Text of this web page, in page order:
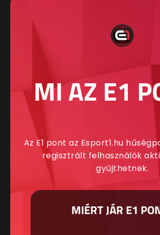
MI AZ E1
Az E1 pont az Esport1.hu
regisztrált felhasználók
gyűjthetnek.
MIÉRT JÁR E1